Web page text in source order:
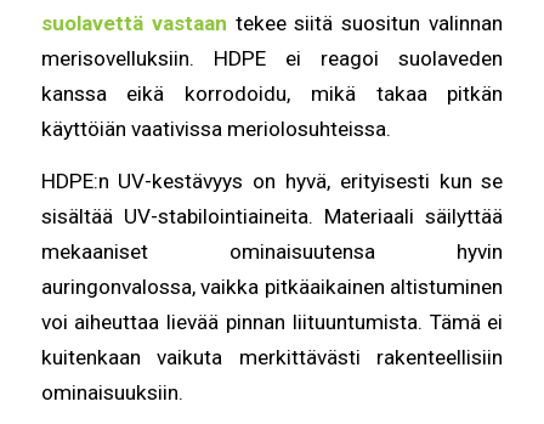
suolavettä vastaan tekee siitä suositun valinnan
merisovelluksiin. HDPE ei reagoi suolaveden
kanssa eikä korrodoidu, mikä takaa pitkän
käyttöiän vaativissa meriolosuhteissa.
HDPE:n UV-kestävyys on hyvä, erityisesti kun se
sisältää UV-stabilointiaineita. Materiaali säilyttää
mekaaniset ominaisuutensa hyvin
auringonvalossa, vaikka pitkäaikainen altistuminen
voi aiheuttaa lievää pinnan liituuntumista. Tämä ei
kuitenkaan vaikuta merkittävästi rakenteellisiin
ominaisuuksiin.